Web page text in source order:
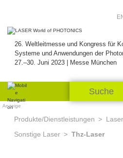
26. Weltleitmesse und Kongress für
Systeme und Anwendungen der
27.–30. Juni 2023 | Messe München
Anzeige
Produkte/Dienstleistungen
Sonstige Laser
Thz-Laser